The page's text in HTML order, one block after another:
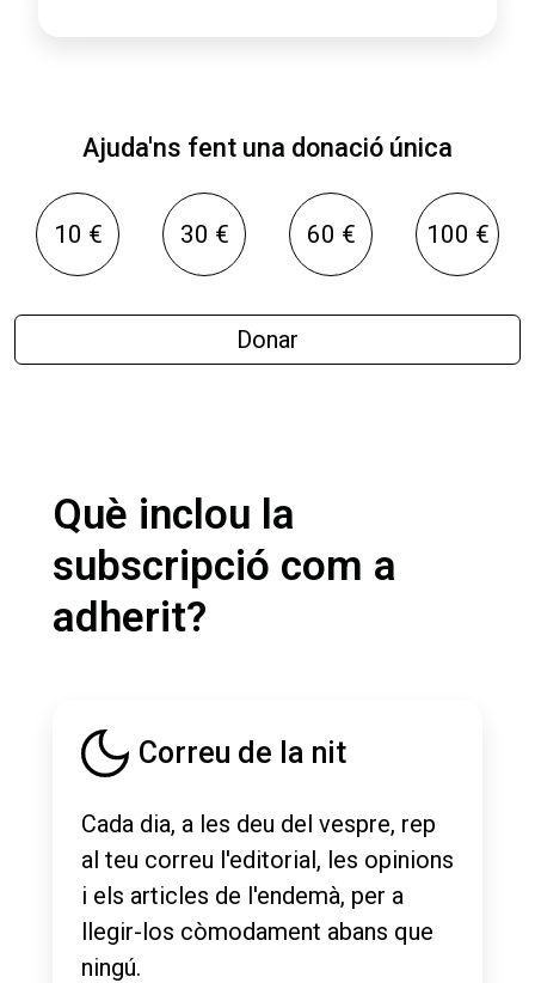
Ajuda'ns fent una donació única
10 € 30 € 60 € 100 €
Donar
Què inclou la
subscripció com a
adherit?
Correu de la nit
Cada dia, a les deu del vespre, rep
al teu correu l'editorial, les opinions
i els articles de l'endemà, per a
llegir-los còmodament abans que
ningú.